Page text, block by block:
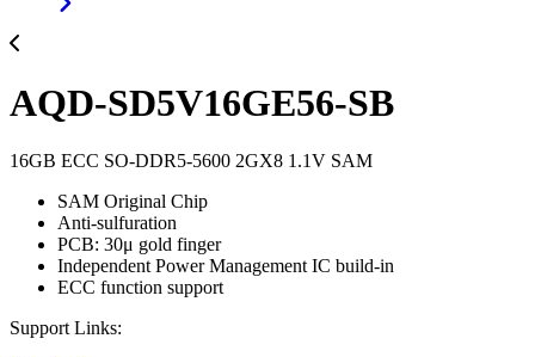
AQD-SD5V16GE56-SB
16GB ECC SO-DDR5-5600 2GX8 1.1V SAM
SAM Original Chip
Anti-sulfuration
PCB: 30μ gold finger
Independent Power Management IC build-in
ECC function support
Support Links: